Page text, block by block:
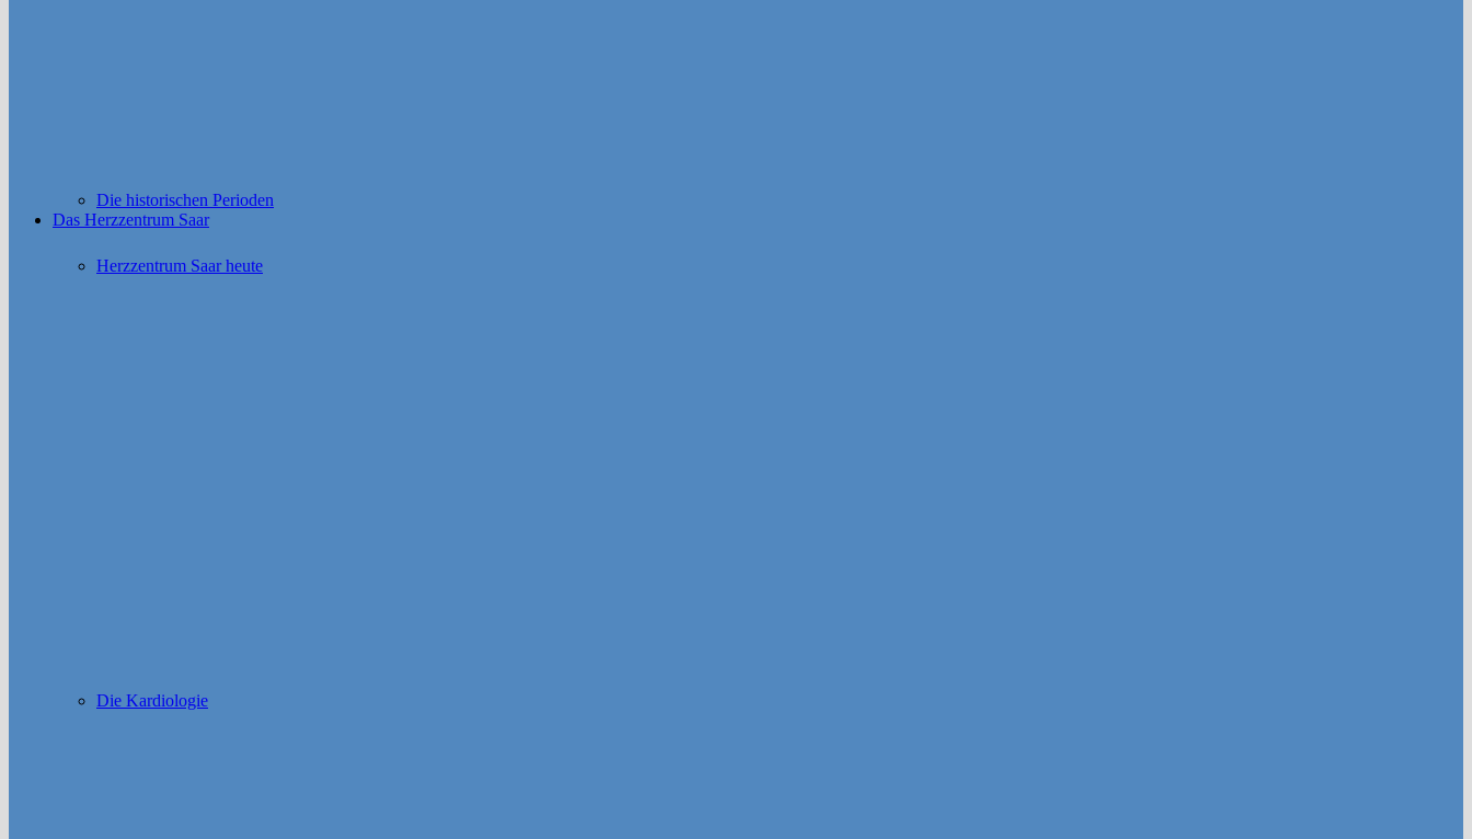
Die historischen Perioden
Das Herzzentrum Saar
Herzzentrum Saar heute
Die Kardiologie